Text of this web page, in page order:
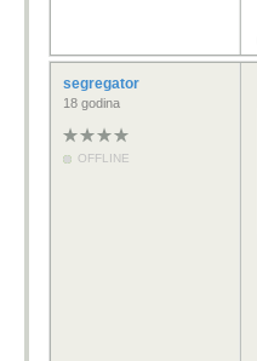
segregator
18 godina
OFFLINE